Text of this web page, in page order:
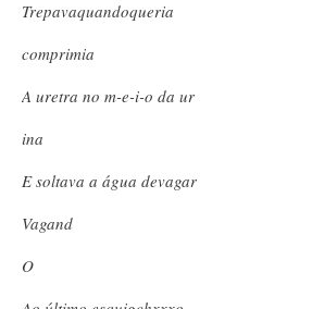
Trepavaquandoqueria
comprimia
A uretra no m-e-i-o da ur
ina
E soltava a água devagar
Vagand
O